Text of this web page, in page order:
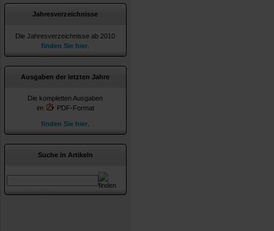
Jahresverzeichnisse
Die Jahresverzeichnisse ab 2010
finden Sie hier
Ausgaben der letzten Jahre
Die kompletten Ausgaben
im
PDF-Format
finden Sie hier
Suche in Artikeln